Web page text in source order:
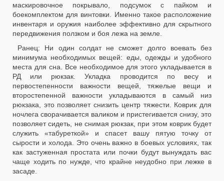
маскировочное покрывало, подсумок с пайком и
боекомплектом для винтовки. Именно такое расположение
инвентаря и оружия наиболее эффективно для скрытного
передвижения ползком и боя лежа на земле.
Ранец: Ни один солдат не сможет долго воевать без
минимума необходимых вещей: еды, одежды и удобного
места для сна. Все необходимое для этого укладывается в
РД или рюкзак. Укладка проводится по весу и
первостепенности важности вещей, тяжелые вещи и
второстепенной важности укладываются в самый низ
рюкзака, это позволяет снизить центр тяжести. Коврик для
ночлега сворачивается валиком и пристегивается снизу, это
позволяет сидеть, не снимая рюкзак, при этом коврик будет
служить «табуреткой» и спасет вашу пятую точку от
сырости и холода. Это очень важно в боевых условиях, так
как застуженная простата или почки будут вынуждать вас
чаще ходить по нужде, что крайне неудобно при лежке в
засаде.